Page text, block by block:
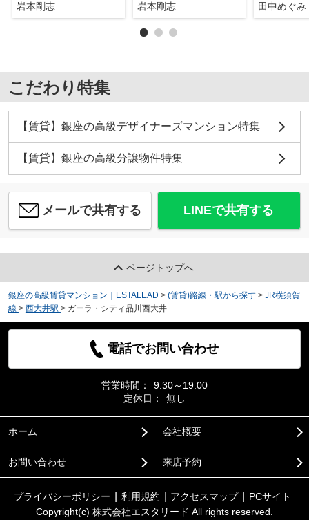
岩本剛志 岩本剛志 田中めぐみ
こだわり特集
【賃貸】銀座の高級デザイナーズマンション特集
【賃貸】銀座の高級分譲物件特集
メールで共有する LINEで共有する
ページトップへ
銀座の高級賃貸マンション｜ESTALEAD > (賃貸)路線・駅から探す > JR横須賀
線 > 西大井駅 > ガーラ・シティ品川西大井
電話でお問い合わせ
営業時間：
9:30～19:00
定休日：
無し
ホーム 会社概要
お問い合わせ 来店予約
プライバシーポリシー 利用規約 アクセスマップ
PCサイト
Copyright(c) 株式会社エスタリード All rights reserved.